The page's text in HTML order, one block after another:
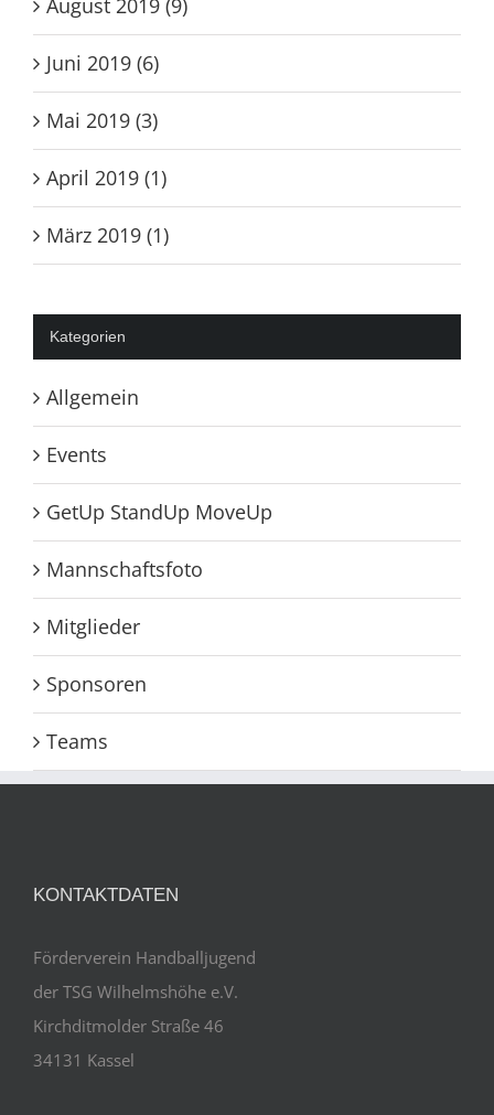
August 2019 (9)
Juni 2019 (6)
Mai 2019 (3)
April 2019 (1)
März 2019 (1)
Kategorien
Allgemein
Events
GetUp StandUp MoveUp
Mannschaftsfoto
Mitglieder
Sponsoren
Teams
KONTAKTDATEN
Förderverein Handballjugend
der TSG Wilhelmshöhe e.V.
Kirchditmolder Straße 46
34131 Kassel